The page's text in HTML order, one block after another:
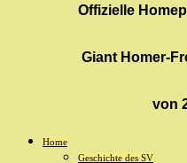
Offizielle
Giant Homer-
von
Home
Geschichte des SV